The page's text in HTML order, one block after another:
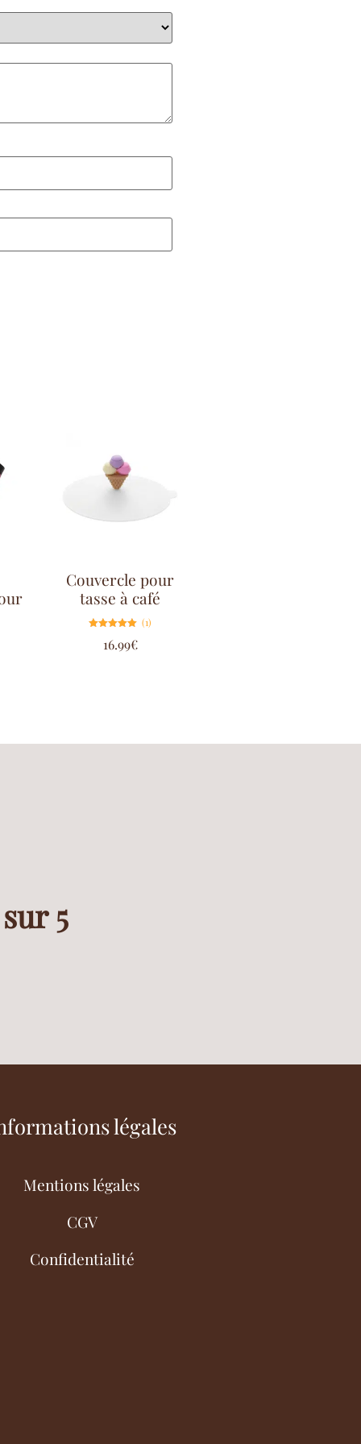
Couvercle pour
tasse à café
5.00
sur 5
(1)
16.99€
5
légales
Mentions légales
CGV
Confidentialité